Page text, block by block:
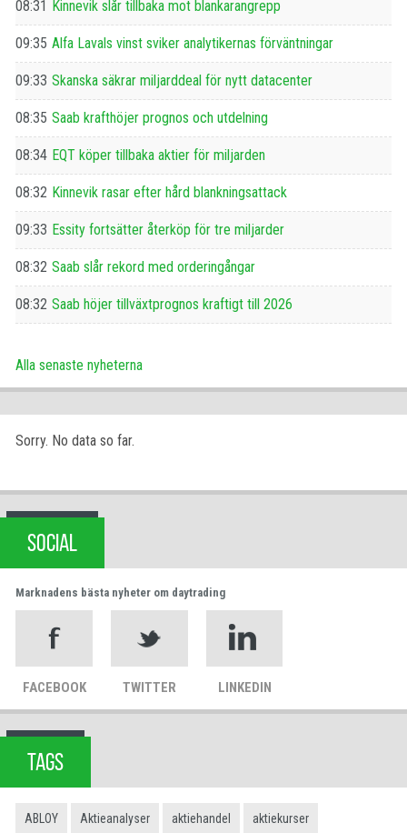
08:31 Kinnevik slår tillbaka mot blankarangrepp
09:35 Alfa Lavals vinst sviker analytikernas förväntningar
09:33 Skanska säkrar miljarddeal för nytt datacenter
08:35 Saab krafthöjer prognos och utdelning
08:34 EQT köper tillbaka aktier för miljarden
08:32 Kinnevik rasar efter hård blankningsattack
09:33 Essity fortsätter återköp för tre miljarder
08:32 Saab slår rekord med orderingångar
08:32 Saab höjer tillväxtprognos kraftigt till 2026
Alla senaste nyheterna
Sorry. No data so far.
SOCIAL
Marknadens bästa nyheter om daytrading
FACEBOOK TWITTER LINKEDIN
TAGS
ABLOY Aktieanalyser aktiehandel aktiekurser